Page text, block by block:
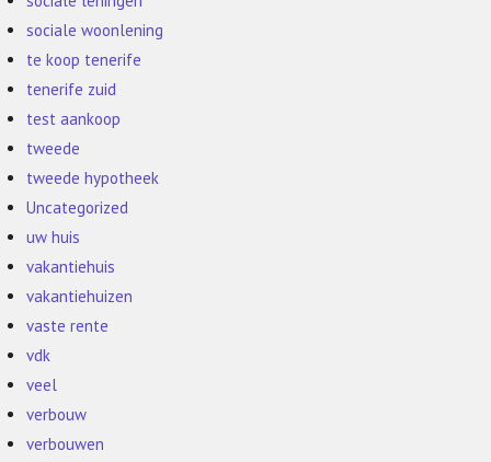
sociale woonlening
te koop tenerife
tenerife zuid
test aankoop
tweede
tweede hypotheek
Uncategorized
uw huis
vakantiehuis
vakantiehuizen
vaste rente
vdk
veel
verbouw
verbouwen